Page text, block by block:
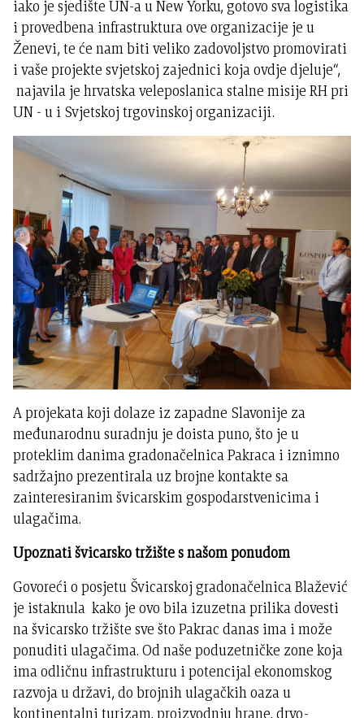
iako je sjedište UN-a u New Yorku, gotovo sva logistika
i provedbena infrastruktura ove organizacije je u
Ženevi, te će nam biti veliko zadovoljstvo promovirati
i vaše projekte svjetskoj zajednici koja ovdje djeluje“,
najavila je hrvatska veleposlanica stalne misije RH pri
UN - u i Svjetskoj trgovinskoj organizaciji.
A projekata koji dolaze iz zapadne Slavonije za
međunarodnu suradnju je doista puno, što je u
proteklim danima gradonačelnica Pakraca i iznimno
sadržajno prezentirala uz brojne kontakte sa
zainteresiranim švicarskim gospodarstvenicima i
ulagačima.
Upoznati švicarsko tržište s našom ponudom
Govoreći o posjetu Švicarskoj gradonačelnica Blažević
je istaknula kako je ovo bila izuzetna prilika dovesti
na švicarsko tržište sve što Pakrac danas ima i može
ponuditi ulagačima. Od naše poduzetničke zone koja
ima odličnu infrastrukturu i potencijal ekonomskog
razvoja u državi, do brojnih ulagačkih oaza u
kontinentalni turizam, proizvodnju hrane, drvo-